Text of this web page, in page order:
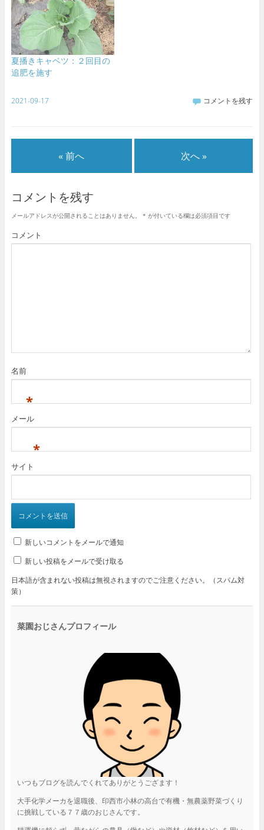
夏播きキャベツ：２回目の
追肥を施す
2021-09-17 コメントを残す
« 前へ 次へ »
コメントを残す
メールアドレスが公開されることはありません。 * が付いている欄は必須項目です
コメント
名前
*
メール
*
サイト
新しいコメントをメールで通知
新しい投稿をメールで受け取る
日本語が含まれない投稿は無視されますのでご注意ください。（スパム対
策）
菜園おじさんプロフィール
いつもブログを読んでくれてありがとうござます！
大手化学メーカを退職後、印西市小林の高台で有機・無農薬野菜づくり
に挑戦している７７歳のおじさんです。